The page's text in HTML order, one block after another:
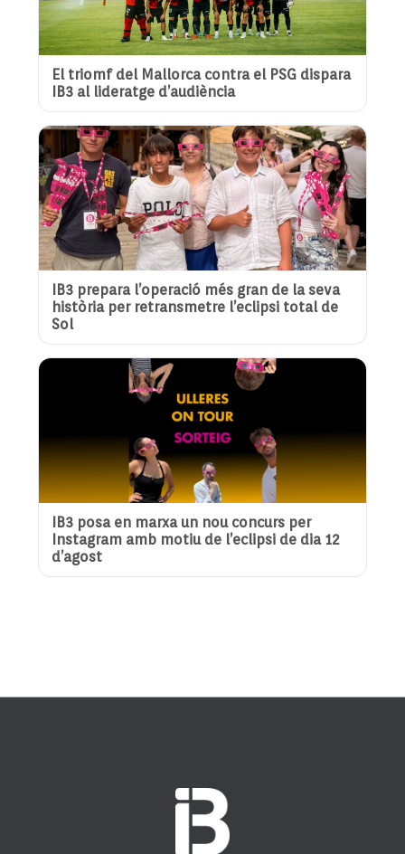
El triomf del Mallorca contra el PSG dispara
IB3 al lideratge d’audiència
IB3 prepara l’operació més gran de la seva
història per retransmetre l’eclipsi total de
Sol
IB3 posa en marxa un nou concurs per
Instagram amb motiu de l’eclipsi de dia 12
d’agost